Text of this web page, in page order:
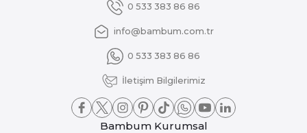
0 533 383 86 86
info@bambum.com.tr
0 533 383 86 86
İletişim Bilgilerimiz
Bambum Kurumsal